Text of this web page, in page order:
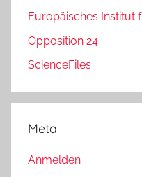
Europäisches Institut
Opposition 24
ScienceFiles
Meta
Anmelden